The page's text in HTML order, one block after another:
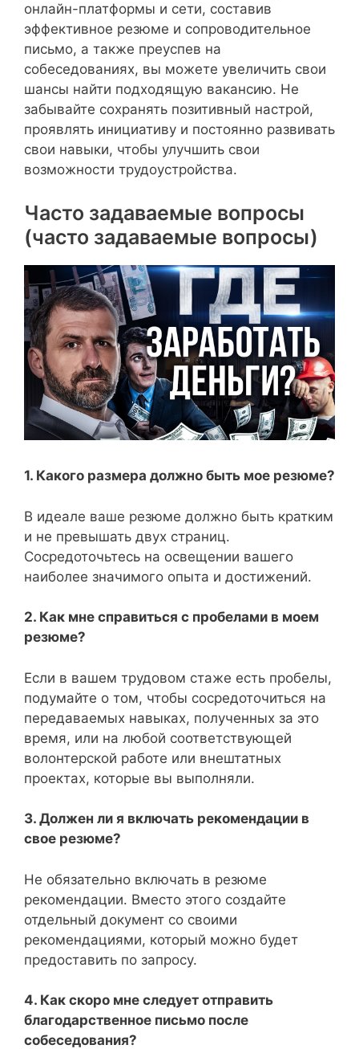
онлайн-платформы и сети, составив
эффективное резюме и сопроводительное
письмо, а также преуспев на
собеседованиях, вы можете увеличить свои
шансы найти подходящую вакансию. Не
забывайте сохранять позитивный настрой,
проявлять инициативу и постоянно развивать
свои навыки, чтобы улучшить свои
возможности трудоустройства.
Часто задаваемые вопросы
(часто задаваемые вопросы)
1. Какого размера должно быть мое резюме?
В идеале ваше резюме должно быть кратким
и не превышать двух страниц.
Сосредоточьтесь на освещении вашего
наиболее значимого опыта и достижений.
2. Как мне справиться с пробелами в моем
резюме?
Если в вашем трудовом стаже есть пробелы,
подумайте о том, чтобы сосредоточиться на
передаваемых навыках, полученных за это
время, или на любой соответствующей
волонтерской работе или внештатных
проектах, которые вы выполняли.
3. Должен ли я включать рекомендации в
свое резюме?
Не обязательно включать в резюме
рекомендации. Вместо этого создайте
отдельный документ со своими
рекомендациями, который можно будет
предоставить по запросу.
4. Как скоро мне следует отправить
благодарственное письмо после
собеседования?